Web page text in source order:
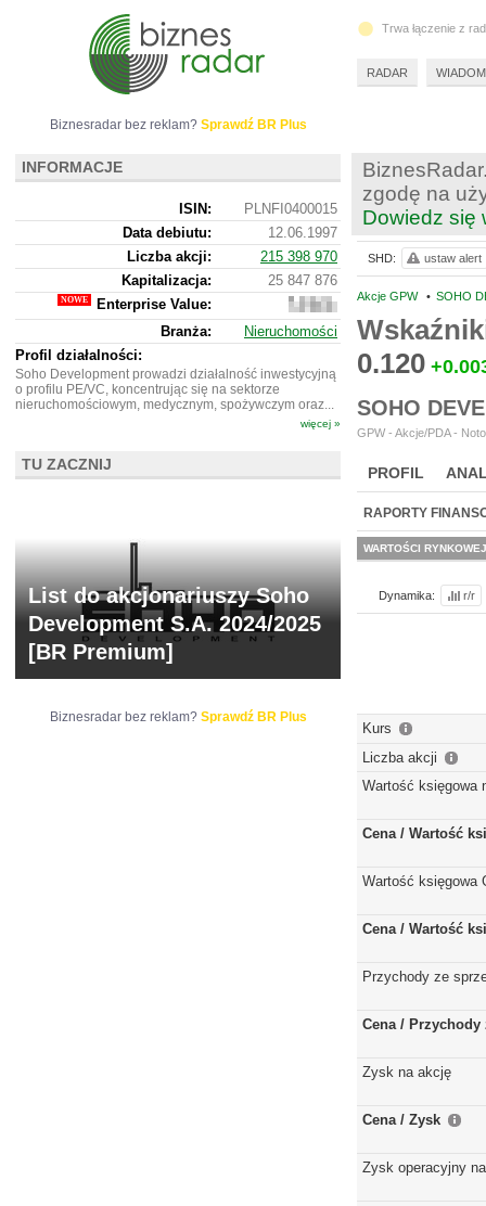
zgodę na
Dowiedz się
Akcje GPW • SOHO
0.120
SOHO
GPW - Akcje/PDA -
PROFIL
BR LAB
RAPORTY
WARTOŚCI RYNKOWEJ
Dynamika: r/r
Kurs
Liczba akcji
Wartość księgowa
Cena / Wartość
Wartość księgowa
Cena / Wartość
Przychody ze
Cena / Przychody
Zysk na akcję
Cena / Zysk
Zysk operacyjny
SHD: ustaw alert
Biznesradar bez reklam? Sprawdź BR Plus
INFORMACJE
ISIN:
PLNFI0400015
Data debiutu:
12.06.1997
Liczba akcji:
215 398 970
Kapitalizacja:
25 847 876
Enterprise Value:
6
106
876
Branża:
Nieruchomości
Profil działalności:
Soho Development prowadzi działalność inwestycyjną
o profilu PE/VC, koncentrując się na sektorze
nieruchomościowym, medycznym, spożywczym oraz...
więcej »
TU ZACZNIJ
List do akcjonariuszy Soho
Development S.A. 2024/2025
[BR Premium]
Biznesradar bez reklam? Sprawdź BR Plus
Trwa łączenie z
RADAR